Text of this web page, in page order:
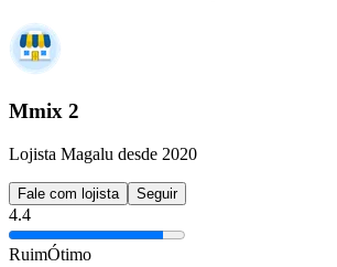
Mmix 2
Lojista Magalu desde 2020
Fale com lojista Seguir
4.4
RuimÓtimo